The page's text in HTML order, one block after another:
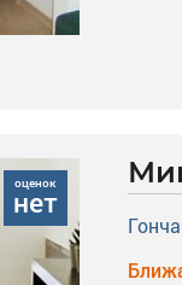
оценок
нет